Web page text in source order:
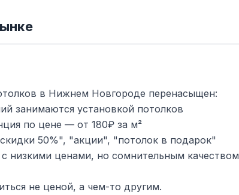
в Нижнем Новгороде перенасыщен:
занимаются установкой потолков
по цене — от 180₽ за м²
50%", "акции", "потолок в подарок"
низкими ценами, но сомнительным качеством
не ценой, а чем-то другим.